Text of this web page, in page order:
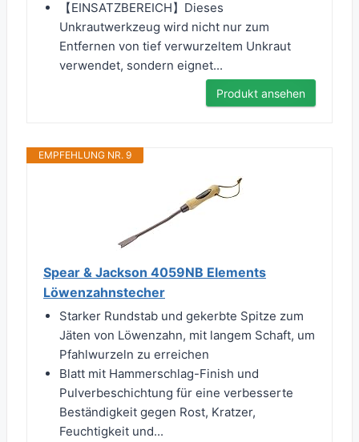
【EINSATZBEREICH】Dieses
Unkrautwerkzeug wird nicht nur zum
Entfernen von tief verwurzeltem Unkraut
verwendet, sondern eignet...
Produkt ansehen
EMPFEHLUNG NR. 9
Spear & Jackson 4059NB Elements
Löwenzahnstecher
Starker Rundstab und gekerbte Spitze zum
Jäten von Löwenzahn, mit langem Schaft, um
Pfahlwurzeln zu erreichen
Blatt mit Hammerschlag-Finish und
Pulverbeschichtung für eine verbesserte
Beständigkeit gegen Rost, Kratzer,
Feuchtigkeit und...